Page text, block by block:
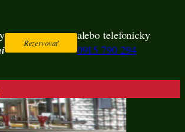
Rezervovať
alebo telefonicky
0915 790 294